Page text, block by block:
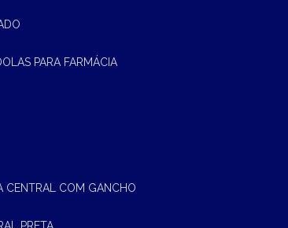
PARA FARMÁCIA
CENTRAL COM GANCHO